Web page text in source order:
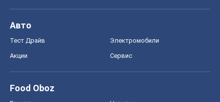
Авто
Тест Драйв Электромобили
Акции Сервис
Food Oboz